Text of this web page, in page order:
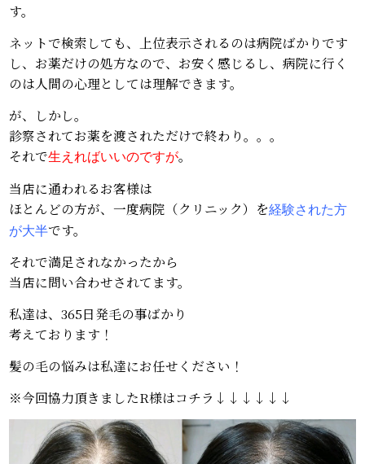
す。
ネットで検索しても、上位表示されるのは病院ばかりです
し、お薬だけの処方なので、お安く感じるし、病院に行く
のは人間の心理としては理解できます。
が、しかし。
診察されてお薬を渡されただけで終わり。。。
それで生えればいいのですが。
当店に通われるお客様は
ほとんどの方が、一度病院（クリニック）を経験された方
が大半です。
それで満足されなかったから
当店に問い合わせされてます。
私達は、365日発毛の事ばかり
考えております！
髪の毛の悩みは私達にお任せください！
※今回協力頂きましたR様はコチラ↓↓↓↓↓↓